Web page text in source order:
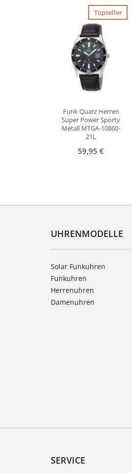
Topseller
Funk Quarz Herren
Super Power Sporty
Metall MTGA-10860-
21L
59,95 €
UHRENMODELLE
Solar Funkuhren
Funkuhren
Herrenuhren
Damenuhren
SERVICE